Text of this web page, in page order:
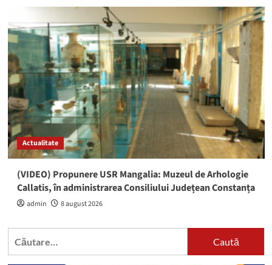
Actualitate
(VIDEO) Propunere USR Mangalia: Muzeul de Arhologie
Callatis, în administrarea Consiliului Județean Constanța
admin 8 august 2026
Caută